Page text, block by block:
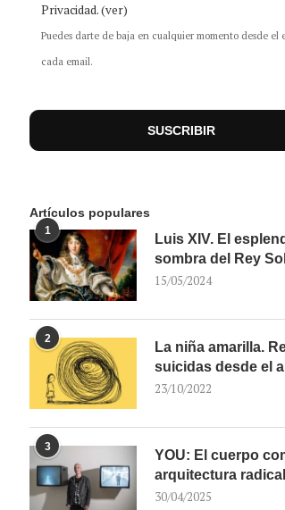
Privacidad.(ver)
Puedes darte de baja en cualquier momento desde el
cada email.
Artículos populares
1
Luis XIV. El
sombra del Rey Sol
15/05/2024
2
La niña amarilla.
suicidas desde el
23/10/2022
3
YOU: El cuerpo
arquitectura radical
30/04/2025